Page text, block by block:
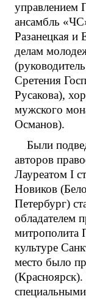
управлением
ансамбль
Разанецкая и
делам
Сретения
Русакова),
мужского
Османов).
Были
авторов
Лауреатом I
Новиков
Петербург)
обладателем
митрополита
культуре
место было